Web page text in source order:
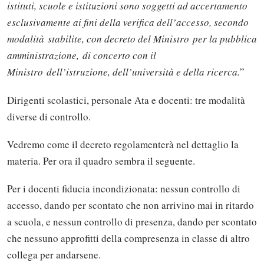
istituti, scuole e istituzioni sono soggetti ad accertamento
esclusivamente ai fini della verifica dell’accesso, secondo
modalità stabilite, con decreto del Ministro per la pubblica
amministrazione, di concerto con il
Ministro dell’istruzione, dell’università e della ricerca.”
Dirigenti scolastici, personale Ata e docenti: tre modalità
diverse di controllo.
Vedremo come il decreto regolamenterà nel dettaglio la
materia. Per ora il quadro sembra il seguente.
Per i docenti fiducia incondizionata: nessun controllo di
accesso, dando per scontato che non arrivino mai in ritardo
a scuola, e nessun controllo di presenza, dando per scontato
che nessuno approfitti della compresenza in classe di altro
collega per andarsene.